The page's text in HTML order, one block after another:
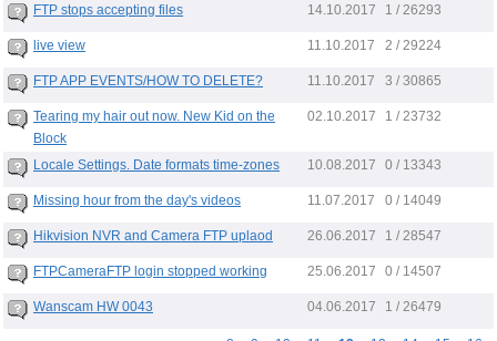
FTP stops accepting files 14.10.2017 1 / 26293
live view 11.10.2017 2 / 29224
FTP APP EVENTS/HOW TO DELETE? 11.10.2017 3 / 30865
Tearing my hair out now. New Kid on the
Block
02.10.2017 1 / 23732
Locale Settings. Date formats time-zones 10.08.2017 0 / 13343
Missing hour from the day's videos 11.07.2017 0 / 14049
Hikvision NVR and Camera FTP uplaod 26.06.2017 1 / 28547
FTPCameraFTP login stopped working 25.06.2017 0 / 14507
Wanscam HW 0043 04.06.2017 1 / 26479